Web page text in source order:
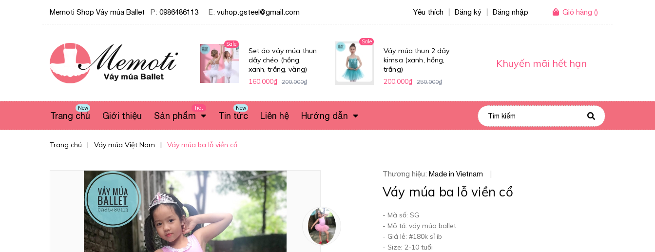
Memoti Shop Váy múa Ballet P: 0986486113 E: vuhop.gsteel@gmail.com Yêu thích Đăng ký Đăng nhập Giỏ hàng ()
Sale
Set áo váy múa thun
dây chéo (hồng,
xanh, trắng, vàng)
160.000₫ 200.000₫
Sale
Váy múa thun 2 dây
kimsa (xanh, hồng,
trắng)
200.000₫ 250.000₫
Khuyến mãi hết hạn
Trang chủ
New
Giới thiệu Sản phẩm
hot
Tin tức
New
Liên hệ Hướng dẫn
Trang chủ | Váy múa Việt Nam | Váy múa ba lỗ viền cổ
Thương hiệu: Made in Vietnam
Váy múa ba lỗ viền cổ
- Mã số: SG
- Mô tả: váy múa ballet
- Giá lẻ: #180k sỉ ib
- Size: 2-10 tuổi